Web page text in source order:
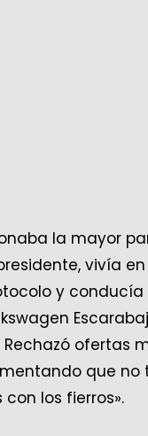
la mayor
vivía
y conducía
ofertas
que no
los fierros».